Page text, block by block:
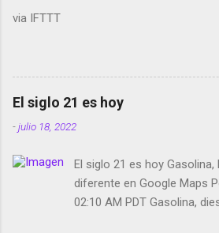
Live Photos en Google
Dictados en Android El
via IFTTT
El siglo 21 es hoy
-julio 18, 2022
El siglo 21 es hoy
diferente en Google Maps
02:10 AM PDT Gasolina,